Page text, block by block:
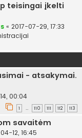
teisingai įkelti
« 2017-07-29, 17:33
- atsakymai.
00:04
1 … 110 111 112 113
savaitėm
12, 16:45